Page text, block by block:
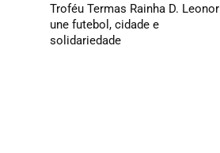
Troféu Termas Rainha D. Leonor
une futebol, cidade e
solidariedade